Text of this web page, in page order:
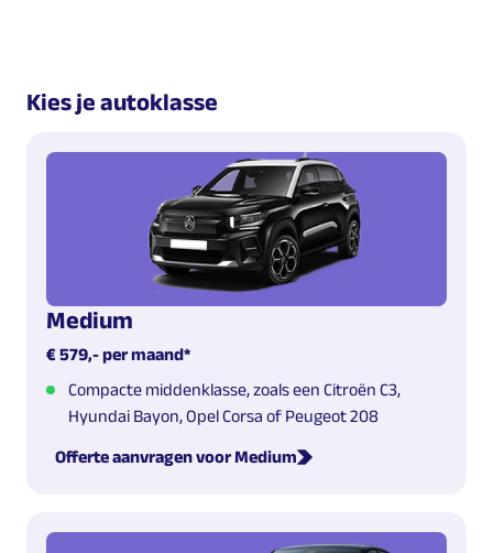
Kies je autoklasse
Medium
€ 579,- per maand*
Compacte middenklasse, zoals een Citroën C3,
Hyundai Bayon, Opel Corsa of Peugeot 208
Offerte aanvragen voor Medium